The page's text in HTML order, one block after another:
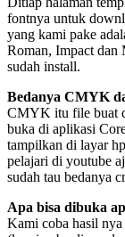
fontnya untuk
yang kami pake
Roman, Impact dan
sudah install.
Bedanya CMYK
CMYK itu file buat
buka di aplikasi
tampilkan di layar
pelajari di youtube
sudah tau bedanya
Apa bisa dibuka
Kami coba hasil